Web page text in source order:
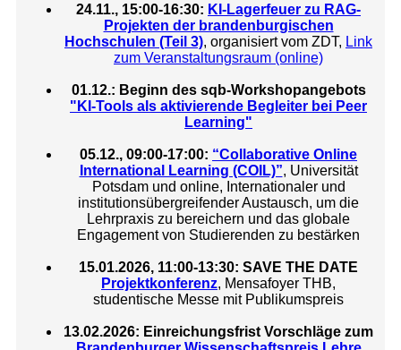
24.11., 15:00-16:30: KI-Lagerfeuer zu RAG-
Projekten der brandenburgischen
Hochschulen (Teil 3), organisiert vom ZDT, Link
zum Veranstaltungsraum (online)
01.12.: Beginn des sqb-Workshopangebots
"KI-Tools als aktivierende Begleiter bei Peer
Learning"
05.12., 09:00-17:00: “Collaborative Online
International Learning (COIL)”, Universität
Potsdam und online, Internationaler und
institutionsübergreifender Austausch, um die
Lehrpraxis zu bereichern und das globale
Engagement von Studierenden zu bestärken
15.01.2026, 11:00-13:30: SAVE THE DATE
Projektkonferenz, Mensafoyer THB,
studentische Messe mit Publikumspreis
13.02.2026: Einreichungsfrist Vorschläge zum